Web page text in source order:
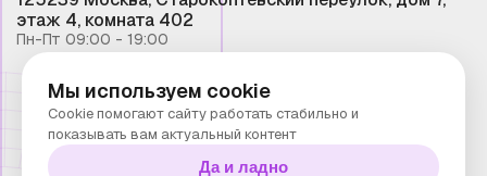
этаж 4, комната 402
Пн-Пт 09:00 - 19:00
Смс рассылка 2026 ©
Запрещено копирование материалов сайта без
письменного разрешения ООО "Таргет Телеком"
Политика конфиденциальности
Мы используем cookie
Cookie помогают сайту работать стабильно и
показывать вам актуальный контент
Да и ладно